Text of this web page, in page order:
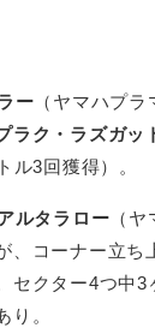
ー （ヤマハプラ
ラク・ラズガッ
ル3回獲得）。
ルタラロー （
、コーナー立ち
セクター4つ中3
り。